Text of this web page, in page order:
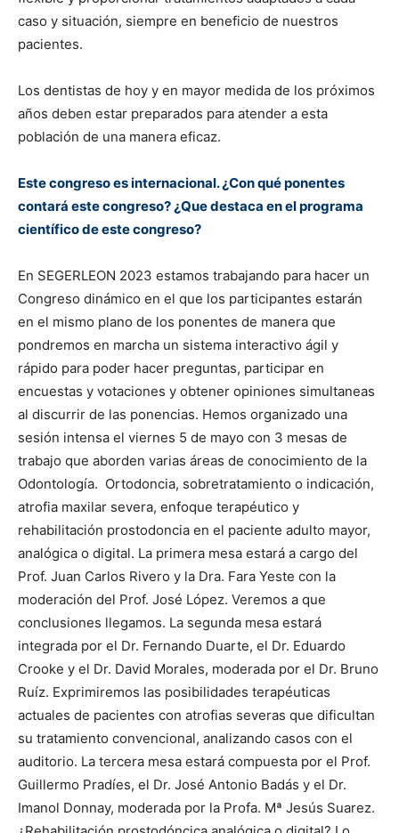
caso y situación, siempre en beneficio de nuestros
pacientes.
Los dentistas de hoy y en mayor medida de los próximos
años deben estar preparados para atender a esta
población de una manera eficaz.
Este congreso es internacional. ¿Con qué ponentes
contará este congreso? ¿Que destaca en el programa
científico de este congreso?
En SEGERLEON 2023 estamos trabajando para hacer un
Congreso dinámico en el que los participantes estarán
en el mismo plano de los ponentes de manera que
pondremos en marcha un sistema interactivo ágil y
rápido para poder hacer preguntas, participar en
encuestas y votaciones y obtener opiniones simultaneas
al discurrir de las ponencias. Hemos organizado una
sesión intensa el viernes 5 de mayo con 3 mesas de
trabajo que aborden varias áreas de conocimiento de la
Odontología. Ortodoncia, sobretratamiento o indicación,
atrofia maxilar severa, enfoque terapéutico y
rehabilitación prostodoncia en el paciente adulto mayor,
analógica o digital. La primera mesa estará a cargo del
Prof. Juan Carlos Rivero y la Dra. Fara Yeste con la
moderación del Prof. José López. Veremos a que
conclusiones llegamos. La segunda mesa estará
integrada por el Dr. Fernando Duarte, el Dr. Eduardo
Crooke y el Dr. David Morales, moderada por el Dr. Bruno
Ruíz. Exprimiremos las posibilidades terapéuticas
actuales de pacientes con atrofias severas que dificultan
su tratamiento convencional, analizando casos con el
auditorio. La tercera mesa estará compuesta por el Prof.
Guillermo Pradíes, el Dr. José Antonio Badás y el Dr.
Imanol Donnay, moderada por la Profa. Mª Jesús Suarez.